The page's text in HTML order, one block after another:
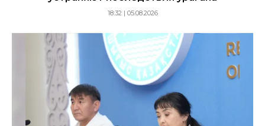
18:32 | 05.08.2026